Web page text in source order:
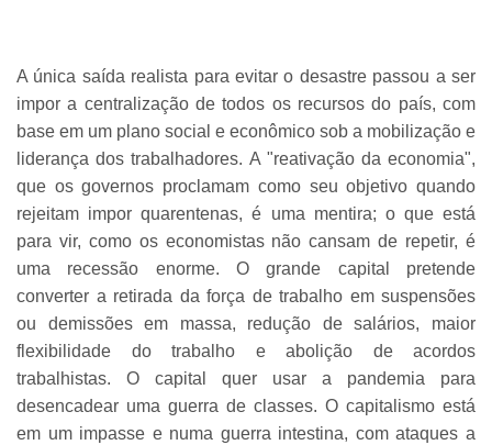
A única saída realista para evitar o desastre passou a ser
impor a centralização de todos os recursos do país, com
base em um plano social e econômico sob a mobilização e
liderança dos trabalhadores. A "reativação da economia",
que os governos proclamam como seu objetivo quando
rejeitam impor quarentenas, é uma mentira; o que está
para vir, como os economistas não cansam de repetir, é
uma recessão enorme. O grande capital pretende
converter a retirada da força de trabalho em suspensões
ou demissões em massa, redução de salários, maior
flexibilidade do trabalho e abolição de acordos
trabalhistas. O capital quer usar a pandemia para
desencadear uma guerra de classes. O capitalismo está
em um impasse e numa guerra intestina, com ataques a